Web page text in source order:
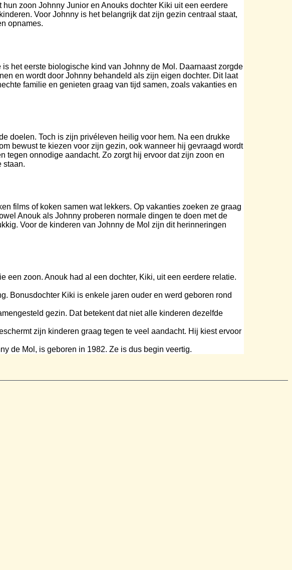
zoon Johnny Junior en Anouks dochter Kiki uit een eerdere
Voor Johnny is het belangrijk dat zijn gezin centraal staat,
opnames.
het eerste biologische kind van Johnny de Mol. Daarnaast zorgde
en wordt door Johnny behandeld als zijn eigen dochter. Dit laat
familie en genieten graag van tijd samen, zoals vakanties en
doelen. Toch is zijn privéleven heilig voor hem. Na een drukke
bewust te kiezen voor zijn gezin, ook wanneer hij gevraagd wordt
tegen onnodige aandacht. Zo zorgt hij ervoor dat zijn zoon en
staan.
films of koken samen wat lekkers. Op vakanties zoeken ze graag
Anouk als Johnny proberen normale dingen te doen met de
Voor de kinderen van Johnny de Mol zijn dit herinneringen
een zoon. Anouk had al een dochter, Kiki, uit een eerdere relatie.
Bonusdochter Kiki is enkele jaren ouder en werd geboren rond
gezin. Dat betekent dat niet alle kinderen dezelfde
zijn kinderen graag tegen te veel aandacht. Hij kiest ervoor
de Mol, is geboren in 1982. Ze is dus begin veertig.